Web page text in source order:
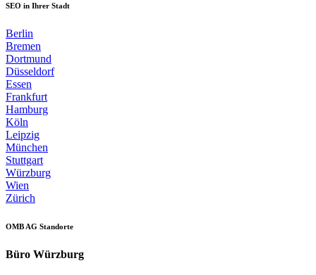
SEO in Ihrer Stadt
Berlin
Bremen
Dortmund
Düsseldorf
Essen
Frankfurt
Hamburg
Köln
Leipzig
München
Stuttgart
Würzburg
Wien
Zürich
OMB AG Standorte
Büro Würzburg